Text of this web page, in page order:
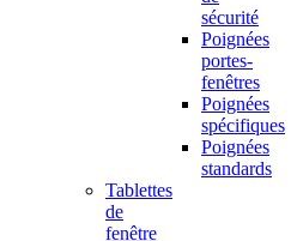
sécurité
Poignées
portes-
fenêtres
Poignées
spécifiques
Poignées
standards
Tablettes
de
fenêtre